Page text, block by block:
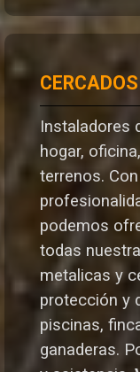
Instaladores
hogar,
terrenos.
podemos
todas
metalicas y
protección y
piscinas,
ganaderas.